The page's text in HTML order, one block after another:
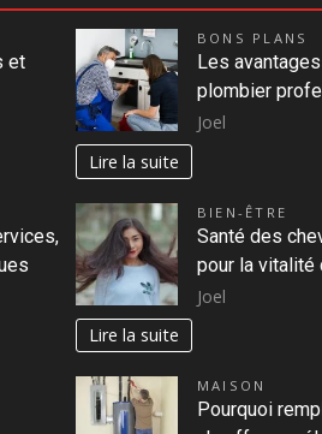
et
BONS PLANS
Les avantages
plombier
Joel
Lire la suite
BIEN-ÊTRE
Santé des
pour la vitalité
Joel
Lire la suite
MAISON
Pourquoi